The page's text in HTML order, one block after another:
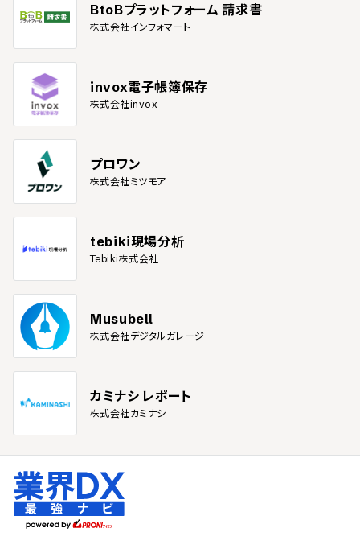
BtoBプラットフォーム 請求書
株式会社インフォマート
invox電子帳簿保存
株式会社invox
プロワン
株式会社ミツモア
tebiki現場分析
Tebiki株式会社
Musubell
株式会社デジタルガレージ
カミナシ レポート
株式会社カミナシ